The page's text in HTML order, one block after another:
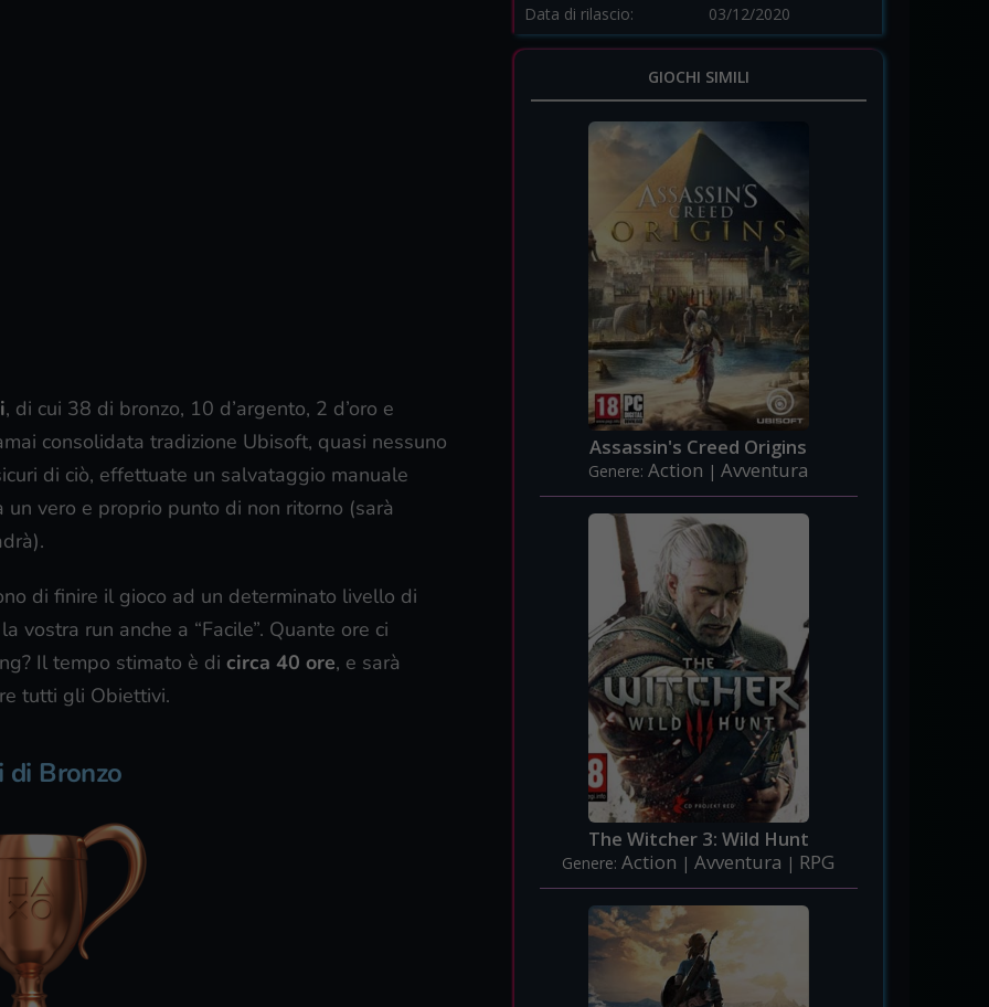
, di cui 38 di bronzo, 10 d’argento, 2 d’oro e
consolidata tradizione Ubisoft, quasi nessuno
di ciò, effettuate un salvataggio manuale
vero e proprio punto di non ritorno (sarà
di finire il gioco ad un determinato livello di
run anche a “Facile”. Quante ore ci
Il tempo stimato è di circa 40 ore, e sarà
tutti gli Obiettivi.
di Bronzo
Data di rilascio:
03/12/2020
GIOCHI SIMILI
Assassin's Creed Origins
Genere:Action |Avventura
The Witcher 3: Wild Hunt
Genere:Action |Avventura | RPG